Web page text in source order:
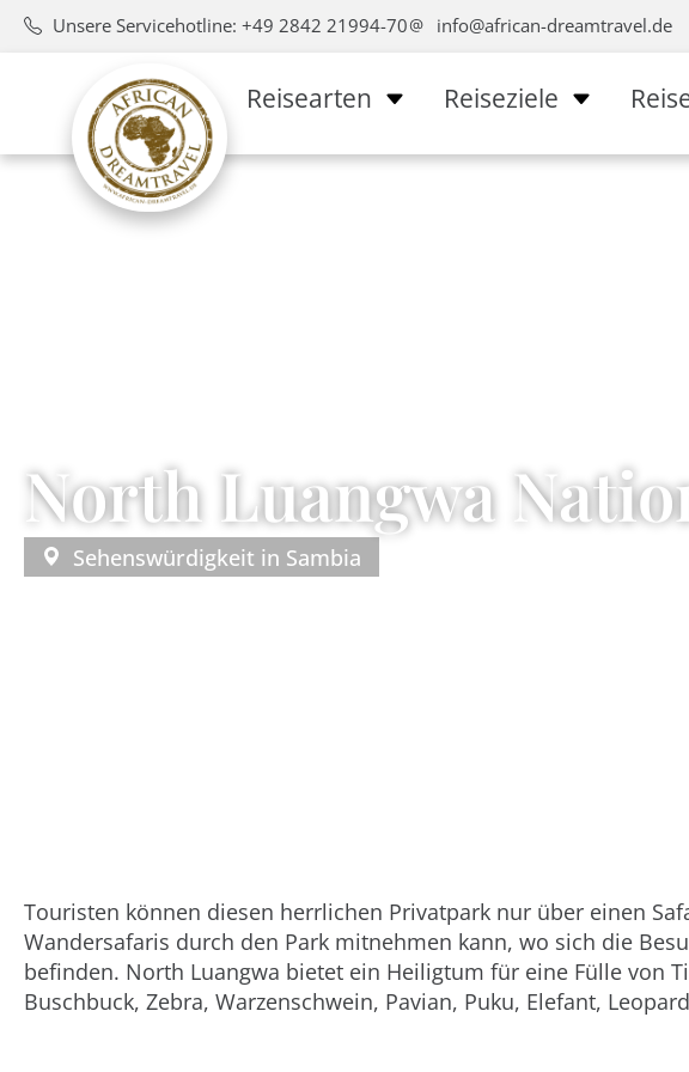
Unsere Servicehotline: +49 2842 21994-70 info@african-dreamtravel.de
Reisearten Reiseziele
North Luangwa
Sehenswürdigkeit in Sambia
Touristen können diesen herrlichen Privatpark nur über einen
Wandersafaris durch den Park mitnehmen kann, wo sich die
befinden. North Luangwa bietet ein Heiligtum für eine Fülle von
Buschbuck, Zebra, Warzenschwein, Pavian, Puku, Elefant,